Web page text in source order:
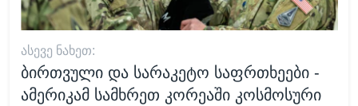
ᲐᲡᲔᲕᲔ ᲜᲐᲮᲔᲗ:
ბირთვული და სარაკეტო საფრთხეები -
ამერიკამ სამხრეთ კორეაში კოსმოსური